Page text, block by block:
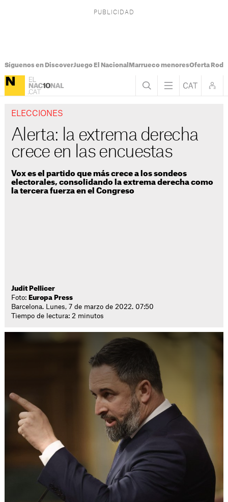
Síguenos en DiscoverJuego El Nacional Marrueco menoresOferta
ELECCIONES
Alerta: la extrema derecha
crece en las encuestas
Vox es el partido que más crece a los sondeos
electorales, consolidando la extrema derecha como
la tercera fuerza en el Congreso
Judit Pellicer
Foto: Europa Press
Barcelona. Lunes, 7 de marzo de 2022. 07:50
Tiempo de lectura: 2 minutos